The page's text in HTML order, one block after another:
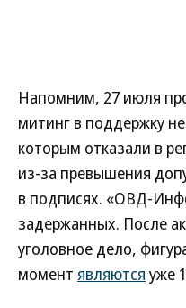
Напомним, 27 июля
митинг в поддержку
которым отказали в
из-за превышения
в подписях. «ОВД-
задержанных. После
уголовное дело,
момент являются уже